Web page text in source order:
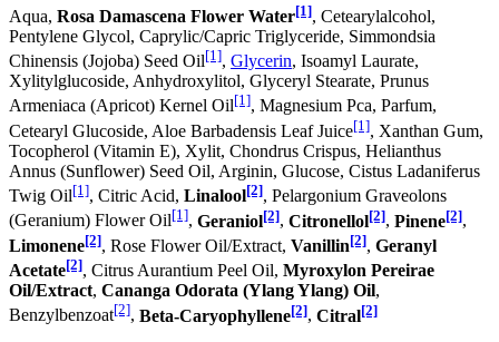
Aqua, Rosa Damascena Flower Water[1], Cetearylalcohol,
Pentylene Glycol, Caprylic/Capric Triglyceride, Simmondsia
Chinensis (Jojoba) Seed Oil[1], Glycerin, Isoamyl Laurate,
Xylitylglucoside, Anhydroxylitol, Glyceryl Stearate, Prunus
Armeniaca (Apricot) Kernel Oil[1], Magnesium Pca, Parfum,
Cetearyl Glucoside, Aloe Barbadensis Leaf Juice[1], Xanthan Gum,
Tocopherol (Vitamin E), Xylit, Chondrus Crispus, Helianthus
Annus (Sunflower) Seed Oil, Arginin, Glucose, Cistus Ladaniferus
Twig Oil[1], Citric Acid, Linalool[2], Pelargonium Graveolons
(Geranium) Flower Oil[1], Geraniol[2], Citronellol[2], Pinene[2],
Limonene[2], Rose Flower Oil/Extract, Vanillin[2], Geranyl
Acetate[2], Citrus Aurantium Peel Oil, Myroxylon Pereirae
Oil/Extract, Cananga Odorata (Ylang Ylang) Oil,
Benzylbenzoat[2], Beta-Caryophyllene[2], Citral[2]